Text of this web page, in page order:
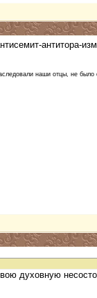
антитора-
наши отцы, не было
духовную